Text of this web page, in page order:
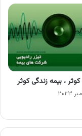
، بیمه زندگی کوثر